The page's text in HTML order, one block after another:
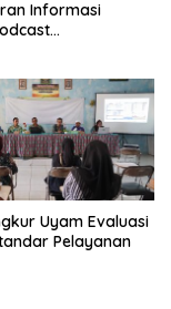
Informasi
Uyam Evaluasi
Pelayanan